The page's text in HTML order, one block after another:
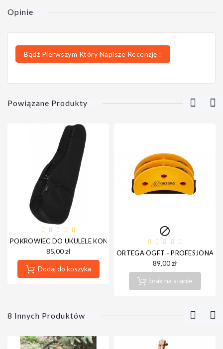
Opinie
Bądź Pierwszym Który Napisze Recenzję !
Powiązane Produkty
POKROWIEC DO UKULELE KONCERTOWEGO NSG-C
85,00 zł
Dodaj do koszyka

ORTEGA OGFT -
89,00 zł
brak na stanie
8 Innych Produktów